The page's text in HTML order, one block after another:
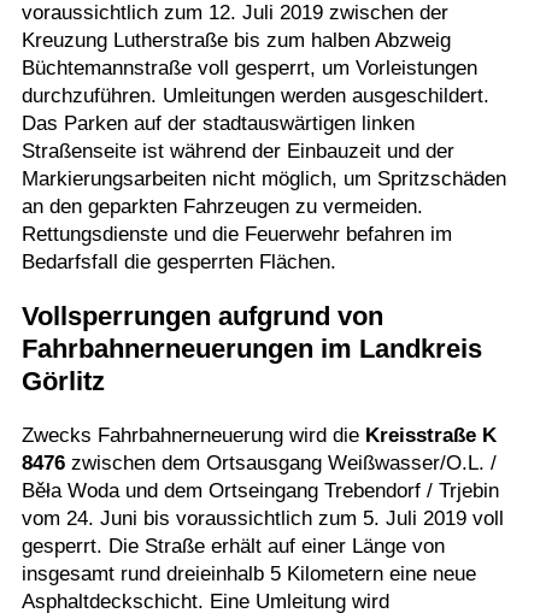
voraussichtlich zum 12. Juli 2019 zwischen der
Kreuzung Lutherstraße bis zum halben Abzweig
Büchtemannstraße voll gesperrt, um Vorleistungen
durchzuführen. Umleitungen werden ausgeschildert.
Das Parken auf der stadtauswärtigen linken
Straßenseite ist während der Einbauzeit und der
Markierungsarbeiten nicht möglich, um Spritzschäden
an den geparkten Fahrzeugen zu vermeiden.
Rettungsdienste und die Feuerwehr befahren im
Bedarfsfall die gesperrten Flächen.
Vollsperrungen aufgrund von
Fahrbahnerneuerungen im Landkreis
Görlitz
Zwecks Fahrbahnerneuerung wird dieKreisstraße K
8476zwischen dem Ortsausgang Weißwasser/O.L. /
Běła Woda und dem Ortseingang Trebendorf / Trjebin
vom 24. Juni bis voraussichtlich zum 5. Juli 2019 voll
gesperrt. Die Straße erhält auf einer Länge von
insgesamt rund dreieinhalb 5 Kilometern eine neue
Asphaltdeckschicht. Eine Umleitung wird